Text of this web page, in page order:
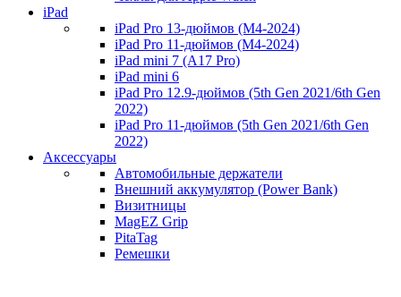
iPad
iPad Pro 13-дюймов (M4-2024)
iPad Pro 11-дюймов (M4-2024)
iPad mini 7 (A17 Pro)
iPad mini 6
iPad Pro 12.9-дюймов (5th Gen 2021/6th Gen
2022)
iPad Pro 11-дюймов (5th Gen 2021/6th Gen
2022)
Аксессуары
Автомобильные держатели
Внешний аккумулятор (Power Bank)
Визитницы
MagEZ Grip
PitaTag
Ремешки